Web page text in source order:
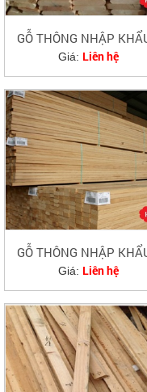
GỖ THÔNG NHẬP
Giá: Liên hệ
GỖ THÔNG NHẬP
Giá: Liên hệ